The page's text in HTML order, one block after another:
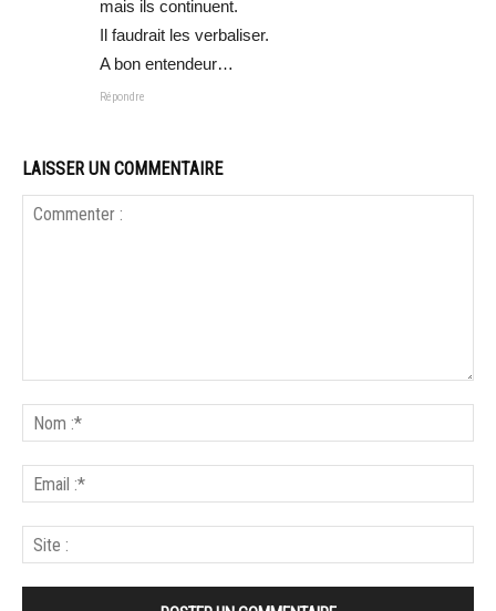
mais ils continuent.
Il faudrait les verbaliser.
A bon entendeur…
Répondre
LAISSER UN COMMENTAIRE